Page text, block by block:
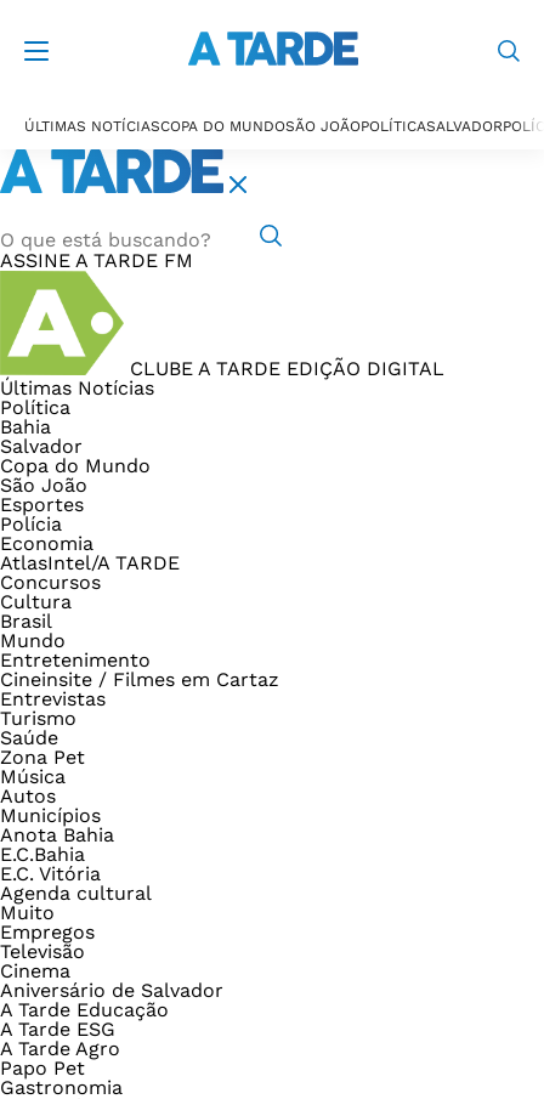
ÚLTIMAS NOTÍCIASCOPA DO MUNDOSÃO JOÃOPOLÍTICASALVADOR
ASSINE A TARDE FM
CLUBE A TARDE EDIÇÃO DIGITAL
Últimas Notícias
Política
Bahia
Salvador
Copa do Mundo
São João
Esportes
Polícia
Economia
AtlasIntel/A TARDE
Concursos
Cultura
Brasil
Mundo
Entretenimento
Cineinsite / Filmes em Cartaz
Entrevistas
Turismo
Saúde
Zona Pet
Música
Autos
Municípios
Anota Bahia
E.C.Bahia
E.C. Vitória
Agenda cultural
Muito
Empregos
Televisão
Cinema
Aniversário de Salvador
A Tarde Educação
A Tarde ESG
A Tarde Agro
Papo Pet
Gastronomia